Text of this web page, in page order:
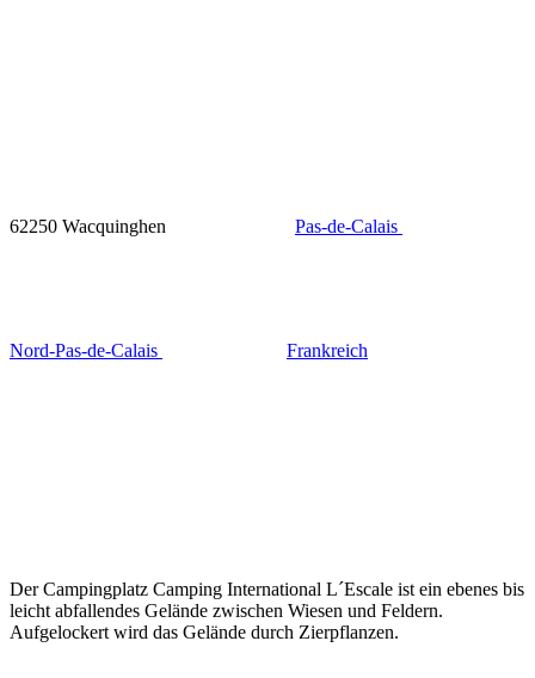
62250 Wacquinghen Pas-de-Calais
Nord-Pas-de-Calais Frankreich
Der Campingplatz Camping International L´Escale ist ein ebenes bis
leicht abfallendes Gelände zwischen Wiesen und Feldern.
Aufgelockert wird das Gelände durch Zierpflanzen.